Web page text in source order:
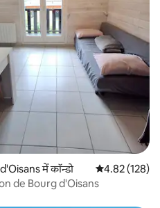
में कॉन्डो औसत रेटिंग 5 में
4.82 (128)
de Bourg d'Oisans